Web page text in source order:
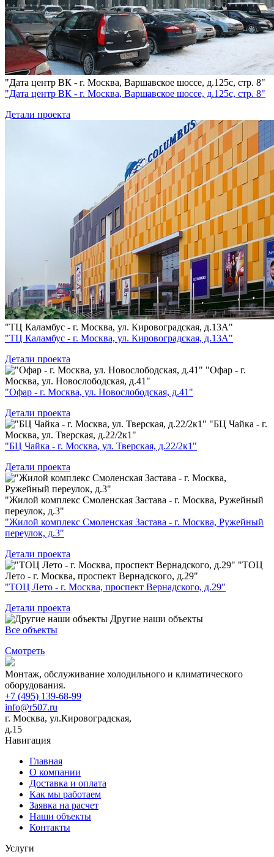
"Дата центр ВК - г. Москва, Варшавское шоссе, д.125с, стр. 8"
"Дата центр ВК - г. Москва, Варшавское шоссе, д.125с, стр. 8"
Детали проекта
"ТЦ Каламбус - г. Москва, ул. Кировоградская, д.13А"
"ТЦ Каламбус - г. Москва, ул. Кировоградская, д.13А"
Детали проекта
"Офар - г.
Москва, ул. Новослободская, д.41"
"Офар - г. Москва, ул. Новослободская, д.41"
Детали проекта
"БЦ Чайка - г.
Москва, ул. Тверская, д.22/2к1"
"БЦ Чайка - г. Москва, ул. Тверская, д.22/2к1"
Детали проекта
"Жилой комплекс Смоленская Застава - г. Москва, Ружейный
переулок, д.3"
"Жилой комплекс Смоленская Застава - г. Москва, Ружейный
переулок, д.3"
Детали проекта
"ТОЦ
Лето - г. Москва, проспект Вернадского, д.29"
"ТОЦ Лето - г. Москва, проспект Вернадского, д.29"
Детали проекта
Другие наши объекты
Все объекты
Смотреть
Монтаж, обслуживание холодильного и климатического
оборудования.
+7 (495) 139-68-99
info@r507.ru
г. Москва, ул.Кировоградская,
д.15
Навигация
Главная
О компании
Доставка и оплата
Как мы работаем
Заявка на расчет
Наши объекты
Контакты
Услуги